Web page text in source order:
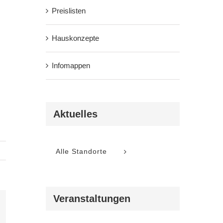
Preislisten
Hauskonzepte
Infomappen
Aktuelles
Alle Standorte
Veranstaltungen